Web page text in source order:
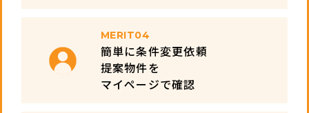
MERIT04
簡単に条件変更依頼
提案物件を
マイページで確認